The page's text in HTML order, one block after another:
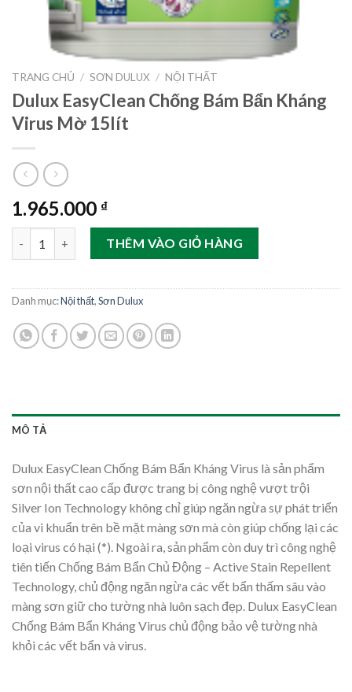
TRANG CHỦ / SƠN DULUX / NỘI THẤT
Dulux EasyClean Chống Bám Bẩn Kháng
Virus Mờ 15lít
1.965.000 ₫
Dulux EasyClean Chống Bám Bẩn Kháng Virus Mờ 15lít số lượng
THÊM VÀO GIỎ HÀNG
Danh mục:Nội thất,Sơn Dulux
MÔ TẢ
Dulux EasyClean Chống Bám Bẩn Kháng Virus là sản phẩm
sơn nội thất cao cấp được trang bị công nghệ vượt trội
Silver Ion Technology không chỉ giúp ngăn ngừa sự phát triển
của vi khuẩn trên bề mặt màng sơn mà còn giúp chống lại các
loại virus có hại (*). Ngoài ra, sản phẩm còn duy trì công nghệ
tiên tiến Chống Bám Bẩn Chủ Động – Active Stain Repellent
Technology, chủ động ngăn ngừa các vết bẩn thấm sâu vào
màng sơn giữ cho tường nhà luôn sạch đẹp. Dulux EasyClean
Chống Bám Bẩn Kháng Virus chủ động bảo vệ tường nhà
khỏi các vết bẩn và virus.